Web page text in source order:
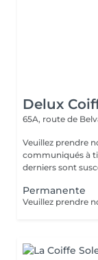
Delux
65A, route de
Veuillez prendre
communiqués à
derniers sont
Permanente